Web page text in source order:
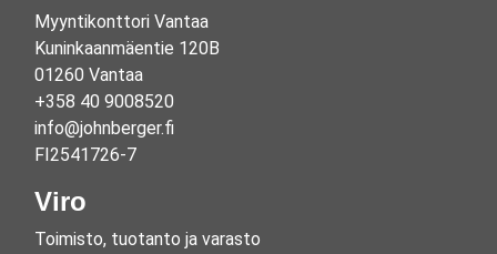
Myyntikonttori Vantaa
Kuninkaanmäentie 120B
01260 Vantaa
+358 40 9008520
info@johnberger.fi
FI2541726-7
Viro
Toimisto, tuotanto ja varasto